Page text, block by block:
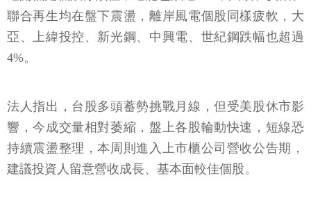
聯合再生均在盤下震盪，離岸風電個股同樣疲軟，大
亞、上緯投控、新光鋼、中興電、世紀鋼跌幅也超過
4%。
法人指出，台股多頭蓄勢挑戰月線，但受美股休市影
響，今成交量相對萎縮，盤上各股輪動快速，短線恐
持續震盪整理，本周則進入上市櫃公司營收公告期，
建議投資人留意營收成長、基本面較佳個股。